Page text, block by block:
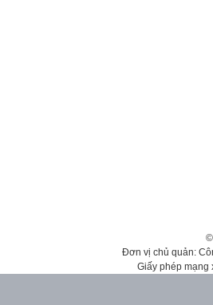
Đơn vị chủ quản:
Giấy phép mạng